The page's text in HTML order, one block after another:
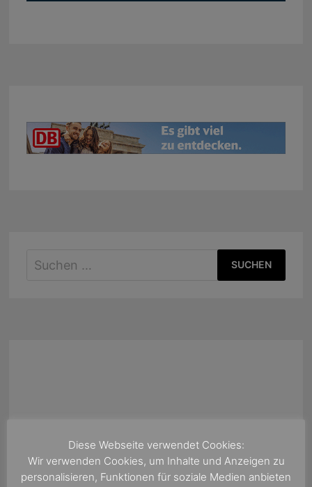
Suchen
Diese Webseite verwendet Cookies:
Wir verwenden Cookies, um Inhalte und Anzeigen zu
personalisieren, Funktionen für soziale Medien anbieten